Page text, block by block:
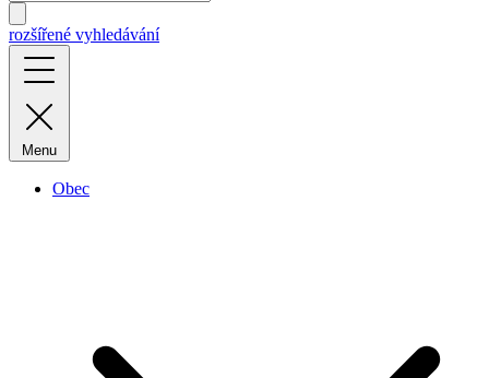
rozšířené vyhledávání
Menu
Obec